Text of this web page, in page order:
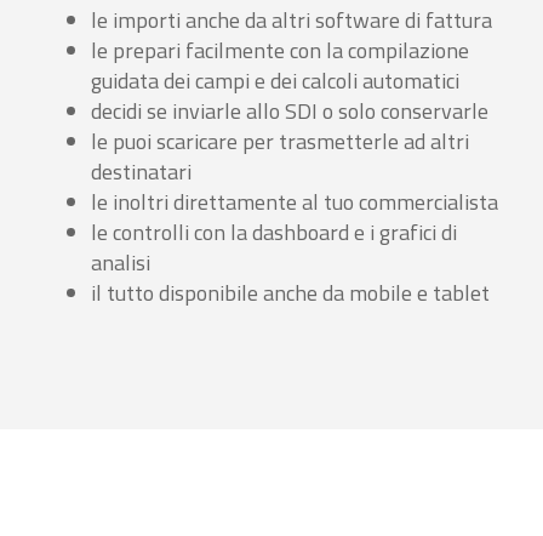
le importi anche da altri software di fattura
le prepari facilmente con la compilazione
guidata dei campi e dei calcoli automatici
decidi se inviarle allo SDI o solo conservarle
le puoi scaricare per trasmetterle ad altri
destinatari
le inoltri direttamente al tuo commercialista
le controlli con la dashboard e i grafici di
analisi
il tutto disponibile anche da mobile e tablet